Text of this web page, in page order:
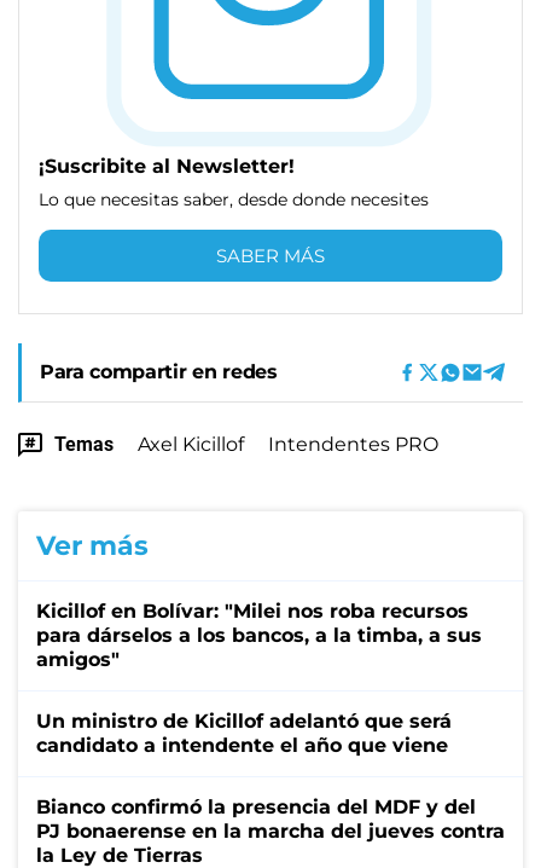
¡Suscribite al Newsletter!
Lo que necesitas saber, desde donde necesites
SABER MÁS
Para compartir en redes
Temas Axel Kicillof Intendentes PRO
Ver más
Kicillof en Bolívar: "Milei nos roba recursos
para dárselos a los bancos, a la timba, a sus
amigos"
Un ministro de Kicillof adelantó que será
candidato a intendente el año que viene
Bianco confirmó la presencia del MDF y del
PJ bonaerense en la marcha del jueves contra
la Ley de Tierras